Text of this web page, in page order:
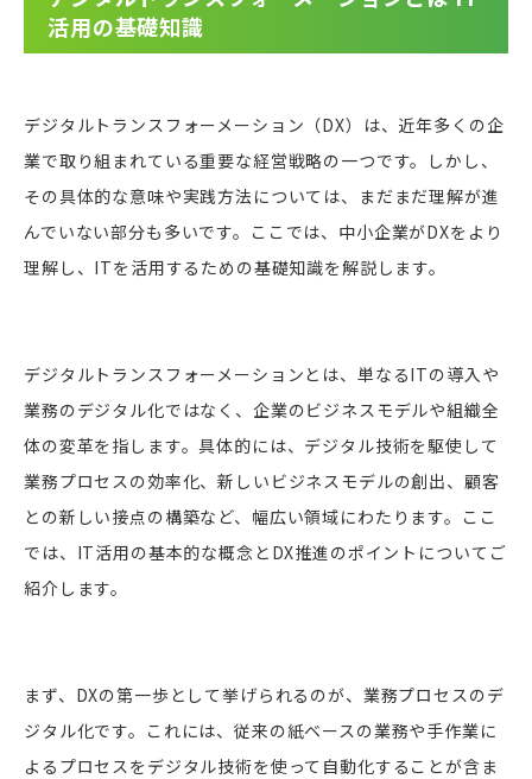
活用の基礎知識
デジタルトランスフォーメーション（DX）は、近年多くの企
業で取り組まれている重要な経営戦略の一つです。しかし、
その具体的な意味や実践方法については、まだまだ理解が進
んでいない部分も多いです。ここでは、中小企業がDXをより
理解し、ITを活用するための基礎知識を解説します。
デジタルトランスフォーメーションとは、単なるITの導入や
業務のデジタル化ではなく、企業のビジネスモデルや組織全
体の変革を指します。具体的には、デジタル技術を駆使して
業務プロセスの効率化、新しいビジネスモデルの創出、顧客
との新しい接点の構築など、幅広い領域にわたります。ここ
では、IT活用の基本的な概念とDX推進のポイントについてご
紹介します。
まず、DXの第一歩として挙げられるのが、業務プロセスのデ
ジタル化です。これには、従来の紙ベースの業務や手作業に
よるプロセスをデジタル技術を使って自動化することが含ま